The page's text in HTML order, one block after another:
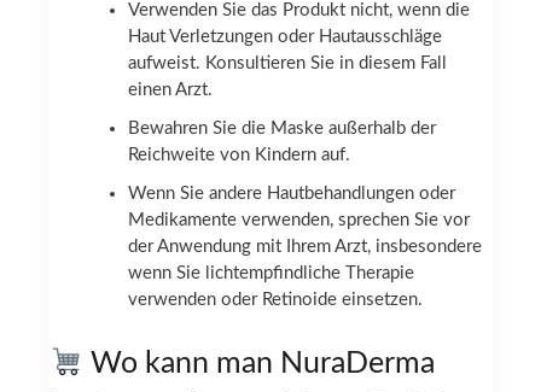
Verwenden Sie das Produkt nicht, wenn die
Haut Verletzungen oder Hautausschläge
aufweist. Konsultieren Sie in diesem Fall
einen Arzt.
Bewahren Sie die Maske außerhalb der
Reichweite von Kindern auf.
Wenn Sie andere Hautbehandlungen oder
Medikamente verwenden, sprechen Sie vor
der Anwendung mit Ihrem Arzt, insbesondere
wenn Sie lichtempfindliche Therapie
verwenden oder Retinoide einsetzen.
Wo kann man NuraDerma